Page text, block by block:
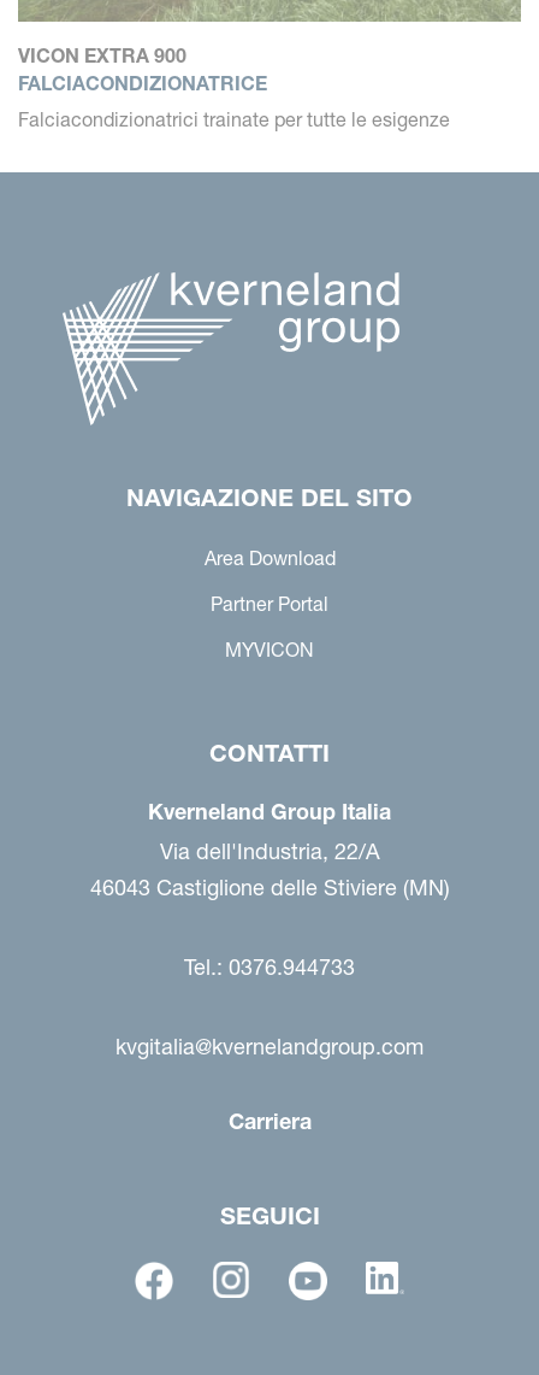
VICON EXTRA 900
FALCIACONDIZIONATRICE
Falciacondizionatrici trainate per tutte le esigenze
NAVIGAZIONE DEL SITO
Area Download
Partner Portal
MYVICON
CONTATTI
Kverneland Group Italia
Via dell'Industria, 22/A
46043 Castiglione delle Stiviere (MN)
Tel.: 0376.944733
kvgitalia@kvernelandgroup.com
Carriera
SEGUICI